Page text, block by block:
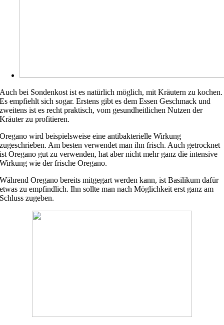
Auch bei Sondenkost ist es natürlich möglich, mit Kräutern zu kochen.
Es empfiehlt sich sogar. Erstens gibt es dem Essen Geschmack und
zweitens ist es recht praktisch, vom gesundheitlichen Nutzen der
Kräuter zu profitieren.
Oregano wird beispielsweise eine antibakterielle Wirkung
zugeschrieben. Am besten verwendet man ihn frisch. Auch getrocknet
ist Oregano gut zu verwenden, hat aber nicht mehr ganz die intensive
Wirkung wie der frische Oregano.
Während Oregano bereits mitgegart werden kann, ist Basilikum dafür
etwas zu empfindlich. Ihn sollte man nach Möglichkeit erst ganz am
Schluss zugeben.